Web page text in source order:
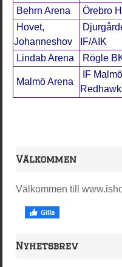
Behrn Arena Örebro
Hovet,
Johanneshov
IF/AIK
Lindab Arena Rögle
Malmö Arena
IF Malmö
Välkommen
Välkommen till
Nyhetsbrev